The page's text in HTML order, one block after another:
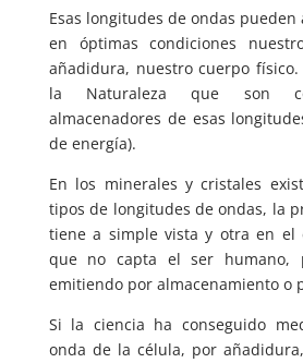
Esas longitudes de ondas
en óptimas condiciones
añadidura, nuestro cuerpo físico.
la Naturaleza que son
almacenadores de esas
de energía).
En los minerales y cristales
tipos de longitudes de ondas, la
tiene a simple vista y otra en el
que no capta el ser humano,
emitiendo por almacenamiento o
Si la ciencia ha conseguido
onda de la célula, por